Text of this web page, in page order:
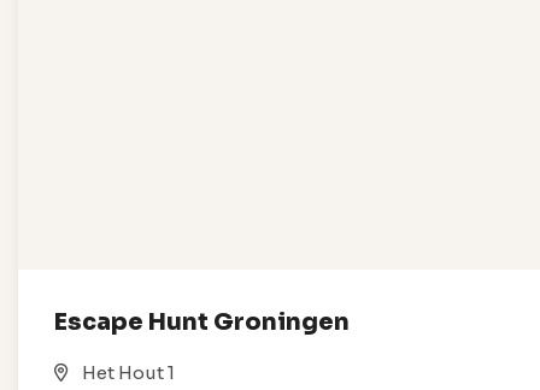
Escape Hunt Groningen
Het Hout 1